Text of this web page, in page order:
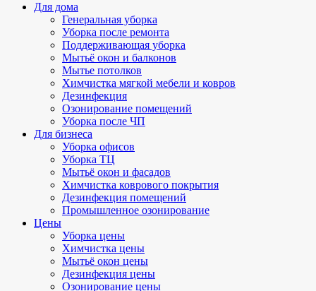
Для дома
Генеральная уборка
Уборка после ремонта
Поддерживающая уборка
Мытьё окон и балконов
Мытье потолков
Химчистка мягкой мебели и ковров
Дезинфекция
Озонирование помещений
Уборка после ЧП
Для бизнеса
Уборка офисов
Уборка ТЦ
Мытьё окон и фасадов
Химчистка коврового покрытия
Дезинфекция помещений
Промышленное озонирование
Цены
Уборка цены
Химчистка цены
Мытьё окон цены
Дезинфекция цены
Озонирование цены